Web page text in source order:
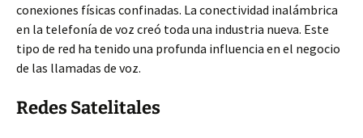
conexiones físicas confinadas. La conectividad inalámbrica
en la telefonía de voz creó toda una industria nueva. Este
tipo de red ha tenido una profunda influencia en el negocio
de las llamadas de voz.
Redes Satelitales